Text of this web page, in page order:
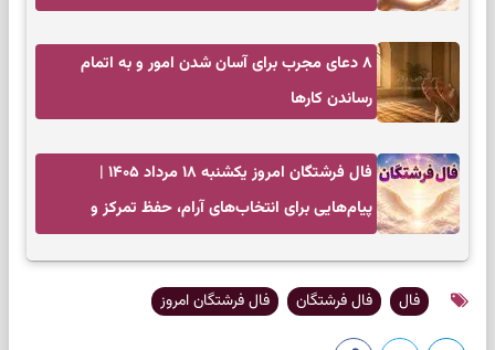
۸ دعای مجرب برای آسان شدن امور و به اتمام
رساندن کار‌ها
فال فرشتگان امروز یکشنبه ۱۸ مرداد ۱۴۰۵ |
پیام‌هایی برای انتخاب‌های آرام، حفظ تمرکز و
فال فال فرشتگان فال فرشتگان امروز